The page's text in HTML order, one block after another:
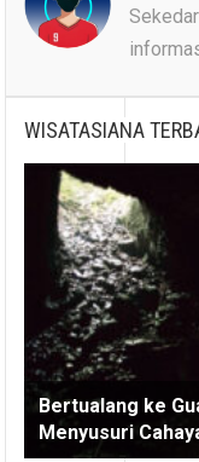
WISATASIANA
Bertualang ke
Menyusuri